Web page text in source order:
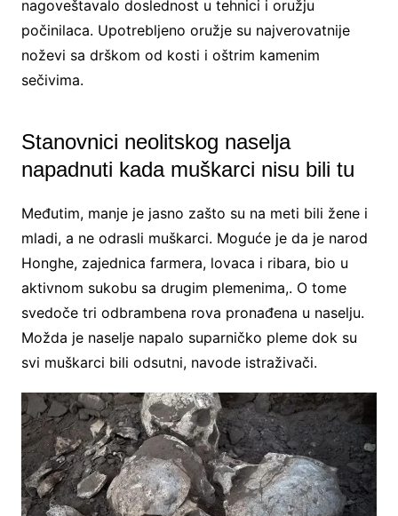
nagoveštavalo doslednost u tehnici i oružju
počinilaca. Upotrebljeno oružje su najverovatnije
noževi sa drškom od kosti i oštrim kamenim
sečivima.
Stanovnici neolitskog naselja
napadnuti kada muškarci nisu bili tu
Međutim, manje je jasno zašto su na meti bili žene i
mladi, a ne odrasli muškarci. Moguće je da je narod
Honghe, zajednica farmera, lovaca i ribara, bio u
aktivnom sukobu sa drugim plemenima,. O tome
svedoče tri odbrambena rova pronađena u naselju.
Možda je naselje napalo suparničko pleme dok su
svi muškarci bili odsutni, navode istraživači.